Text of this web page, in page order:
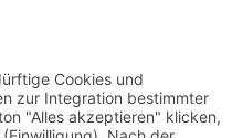
Widerrufsformular
Kundenstimmen